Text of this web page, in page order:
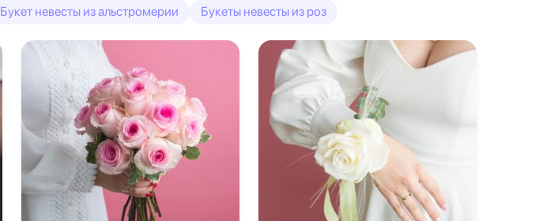
Букет невесты из альстромерии Букеты невесты из роз